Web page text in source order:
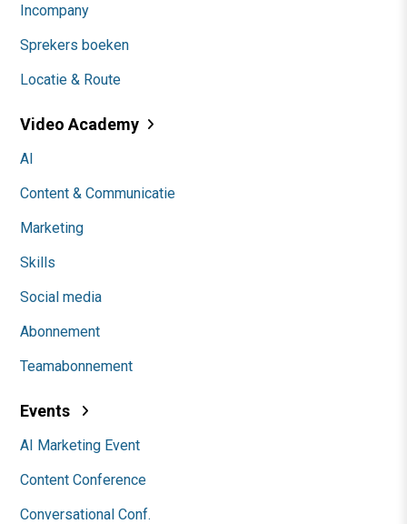
Incompany
Sprekers boeken
Locatie & Route
Video Academy
AI
Content & Communicatie
Marketing
Skills
Social media
Abonnement
Teamabonnement
Events
AI Marketing Event
Content Conference
Conversational Conf.